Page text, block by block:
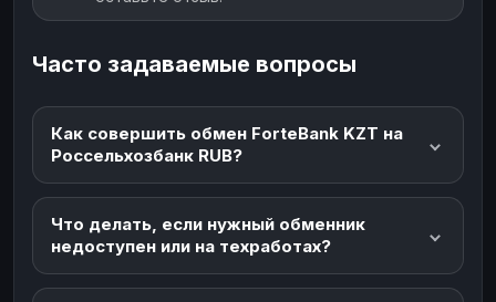
Часто задаваемые вопросы
Как совершить обмен ForteBank KZT на
Россельхозбанк RUB?
Что делать, если нужный обменник
недоступен или на техработах?